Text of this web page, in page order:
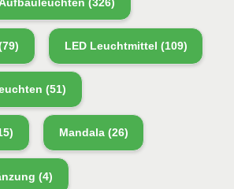
LED Leuchtmittel (109)
(51)
Mandala(26)
(4)